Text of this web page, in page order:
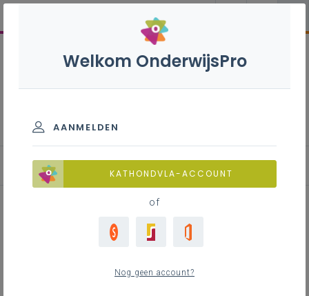
Basisinformatie
Welkom OnderwijsPro
AANMELDEN
KATHONDVLA-ACCOUNT
of
Nog geen account?